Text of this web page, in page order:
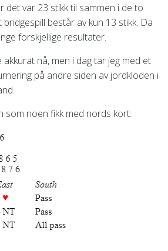
det var 23 stikk til sammen i de to
består av kun 13 stikk. Da
forskjellige resultater.
akkurat nå, men i dag tar jeg med et
på andre siden av jordkloden i
som noen fikk med nords kort: